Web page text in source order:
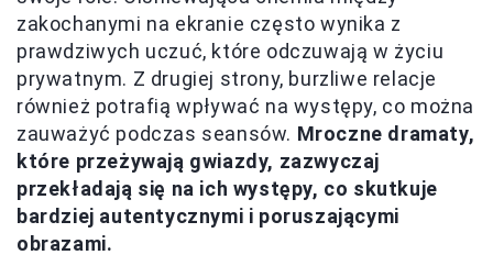
zakochanymi na ekranie często wynika z
prawdziwych uczuć, które odczuwają w życiu
prywatnym. Z drugiej strony, burzliwe relacje
również potrafią wpływać na występy, co można
zauważyć podczas seansów. Mroczne dramaty,
które przeżywają gwiazdy, zazwyczaj
przekładają się na ich występy, co skutkuje
bardziej autentycznymi i poruszającymi
obrazami.